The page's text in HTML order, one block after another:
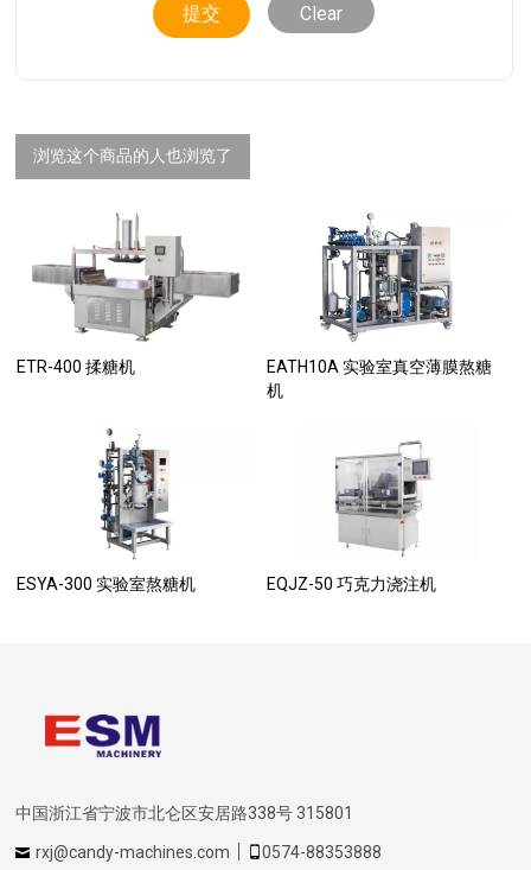
Clear
浏览这个商品的人也浏览了
ETR-400 揉糖机
EATH10A 实验室真空薄膜熬糖
机
ESYA-300 实验室熬糖机 EQJZ-50 巧克力浇注机
中国浙江省宁波市北仑区安居路338号 315801
rxj@candy-machines.com 0574-88353888